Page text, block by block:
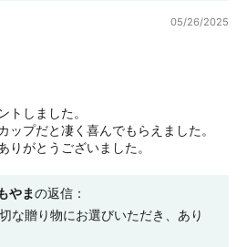
05/26/2025
トしました。
ップだと凄く喜んでもらえました。
りがとうございました。
やまの返信：
な贈り物にお選びいただき、あり